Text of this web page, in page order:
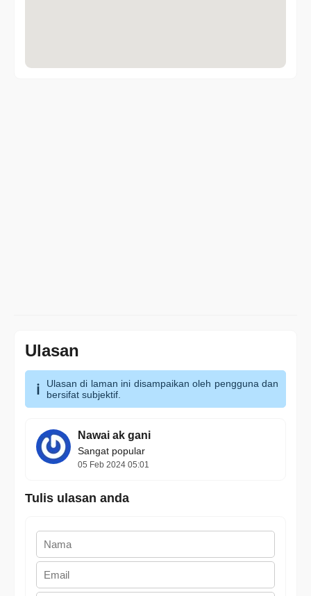
Ulasan
Ulasan di laman ini disampaikan oleh pengguna dan
bersifat subjektif.
Nawai ak gani
Sangat popular
05 Feb 2024 05:01
Tulis ulasan anda